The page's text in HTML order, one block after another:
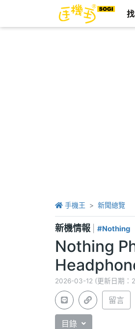
手機王 新聞總覽
新機情報 #Nothing
Nothing
2026-03-12 (更新日期
留言
目錄